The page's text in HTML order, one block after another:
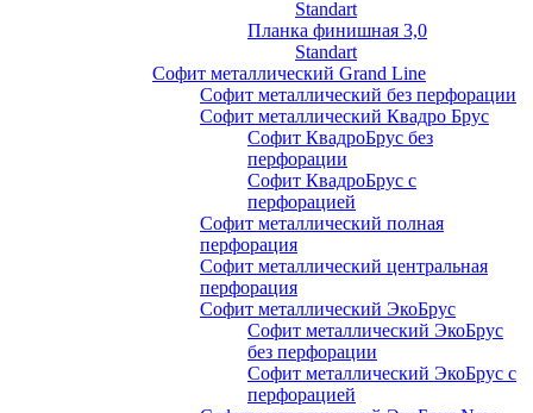
Standart
Планка финишная 3,0
Standart
Софит металлический Grand Line
Софит металлический без перфорации
Софит металлический Квадро Брус
Софит КвадроБрус без
перфорации
Софит КвадроБрус с
перфорацией
Софит металлический полная
перфорация
Софит металлический центральная
перфорация
Софит металлический ЭкоБрус
Софит металлический ЭкоБрус
без перфорации
Софит металлический ЭкоБрус с
перфорацией